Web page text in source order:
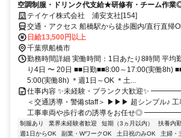
空調制服・ドリンク代支給★研修有・チーム作業
テイケイ株式会社 浦安支社[154]
交通・アクセス 船橋駅から徒歩圏内/直行直帰
日給13,500円以上
千葉県船橋市
勤務時間詳細 実働時間：1日あたり8時間 平均
り4日 〜 20日 ■■日勤■■8:00～17:00(実働8h)
5:00(実働8h) ＊週1日～OK ＊土...
仕事内容 ✨未経験・ブランク大歓迎
＜交通誘導・警備staff＞ ▶▶▶ 超シンプル♪ 工
工事車両や歩行者の誘導をお任せ◎
制服あり 業界未経験者歓迎 短期（3ヵ月以内） 扶養内
週1日からOK
副業・WワークOK 土日祝のみOK 主婦・